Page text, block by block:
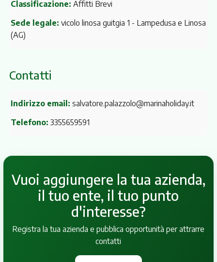
Classificazione: Affitti Brevi
Sede legale: vicolo linosa guitgia 1 - Lampedusa e Linosa
(AG)
Contatti
Indirizzo email: salvatore.palazzolo@marinaholiday.it
Telefono: 3355659591
Vuoi aggiungere la tua azienda,
il tuo ente, il tuo punto
d'interesse?
Registra la tua azienda e pubblica opportunità per attrarre
contatti